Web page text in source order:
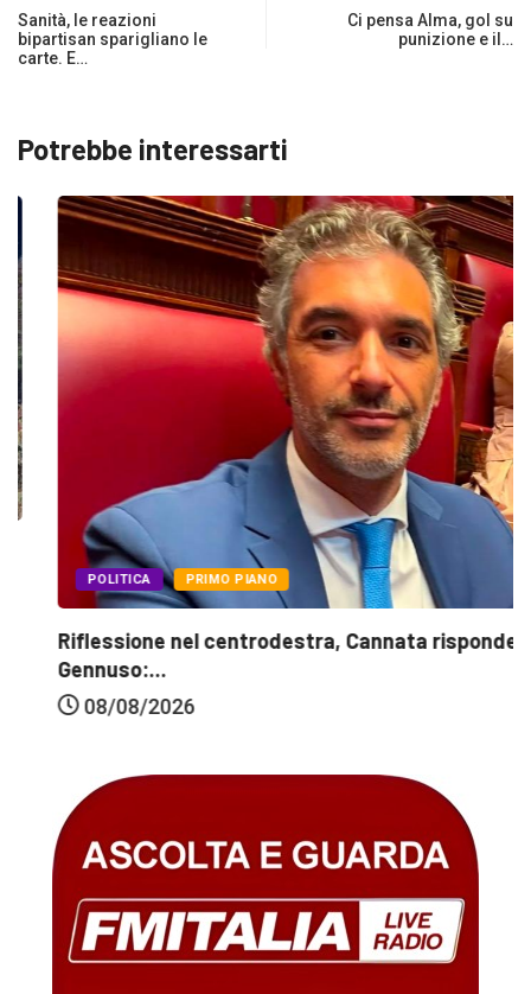
Sanità, le reazioni
bipartisan sparigliano le
carte. E…
Ci pensa Alma, gol su
punizione e il…
Potrebbe interessarti
POLITICA PRIMO PIANO
Riflessione nel centrodestra, Cannata risponde a
Gennuso:...
08/08/2026